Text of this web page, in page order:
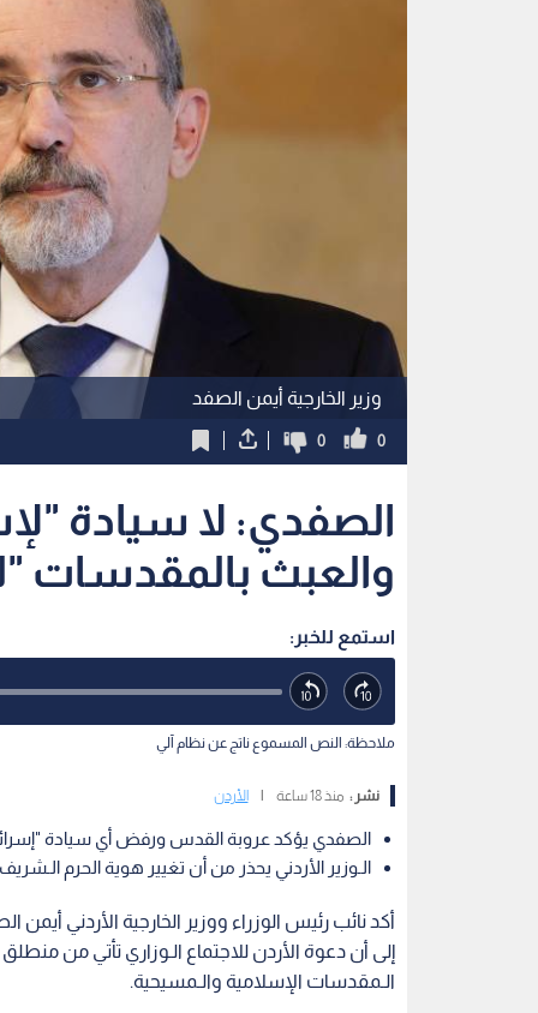
وزير الخارجية أيمن الصفد
0
0
الصفدي: لا سيادة
والعبث بالمقدسات
استمع للخبر:
ملاحظة: النص المسموع ناتج عن نظام آلي
نشر : منذ 18 ساعة الأردن
الصفدي يؤكد عروبة القدس ورفض أي سيادة
الـوزير الأردني يحذر من أن تغيير هوية الحرم
أكد نائب رئيس الوزراء ووزير الخارجية الأردني
إلى أن دعوة الأردن للاجتماع الـوزاري تأتي من منطلق
الـمقدسات الإسلامية والـمسيحية.